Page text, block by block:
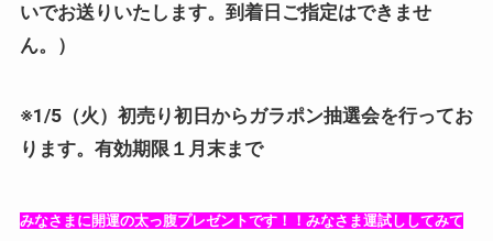
いでお送りいたします。到着日ご指定はできませ
ん。）
※1/5（火）初売り初日からガラポン抽選会を行ってお
ります。有効期限１月末まで
みなさまに開運の太っ腹プレゼントです！！みなさま運試ししてみて